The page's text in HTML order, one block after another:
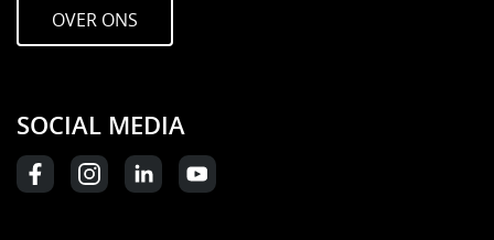
OVER ONS
SOCIAL MEDIA